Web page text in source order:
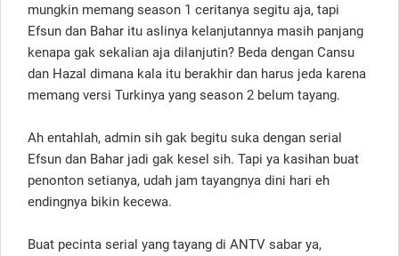
mungkin memang season 1 ceritanya segitu aja, tapi
Efsun dan Bahar itu aslinya kelanjutannya masih panjang
kenapa gak sekalian aja dilanjutin? Beda dengan Cansu
dan Hazal dimana kala itu berakhir dan harus jeda karena
memang versi Turkinya yang season 2 belum tayang.
Ah entahlah, admin sih gak begitu suka dengan serial
Efsun dan Bahar jadi gak kesel sih. Tapi ya kasihan buat
penonton setianya, udah jam tayangnya dini hari eh
endingnya bikin kecewa.
Buat pecinta serial yang tayang di ANTV sabar ya,